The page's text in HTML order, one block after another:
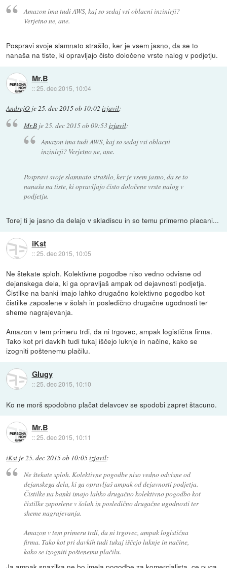
Amazon ima tudi AWS, kaj so sedaj vsi oblacni inzinirji?
Verjetno ne, ane.
Pospravi svoje slamnato strašilo, ker je vsem jasno, da se to
nanaša na tiste, ki opravljajo čisto določene vrste nalog v podjetju.
Mr.B
::25. dec 2015, 10:04
AndrejO je25. dec 2015 ob 10:02 izjavil:
Mr.Bje 25. dec 2015 ob 09:53izjavil:
Amazon ima tudi AWS, kaj so sedaj vsi oblacni
inzinirji? Verjetno ne, ane.
Pospravi svoje slamnato strašilo, ker je vsem jasno, da se to
nanaša na tiste, ki opravljajo čisto določene vrste nalog v
podjetju.
Torej ti je jasno da delajo v skladiscu in so temu primerno placani...
iKst
::25. dec 2015, 10:05
Ne štekate sploh. Kolektivne pogodbe niso vedno odvisne od
dejanskega dela, ki ga opravljaš ampak od dejavnosti podjetja.
Čistilke na banki imajo lahko drugačno kolektivno pogodbo kot
čistilke zaposlene v šolah in posledično drugačne ugodnosti ter
sheme nagrajevanja.
Amazon v tem primeru trdi, da ni trgovec, ampak logistična firma.
Tako kot pri davkih tudi tukaj iščejo luknje in načine, kako se
izogniti poštenemu plačilu.
Glugy
::25. dec 2015, 10:10
Ko ne morš spodobno plačat delavcev se spodobi zapret štacuno.
Mr.B
::25. dec 2015, 10:11
iKst je 25. dec 2015 ob 10:05izjavil:
Ne štekate sploh. Kolektivne pogodbe niso vedno odvisne od
dejanskega dela, ki ga opravljaš ampak od dejavnosti podjetja.
Čistilke na banki imajo lahko drugačno kolektivno pogodbo kot
čistilke zaposlene v šolah in posledično drugačne ugodnosti ter
sheme nagrajevanja.
Amazon v tem primeru trdi, da ni trgovec, ampak logistična
firma. Tako kot pri davkih tudi tukaj iščejo luknje in načine,
kako se izogniti poštenemu plačilu.